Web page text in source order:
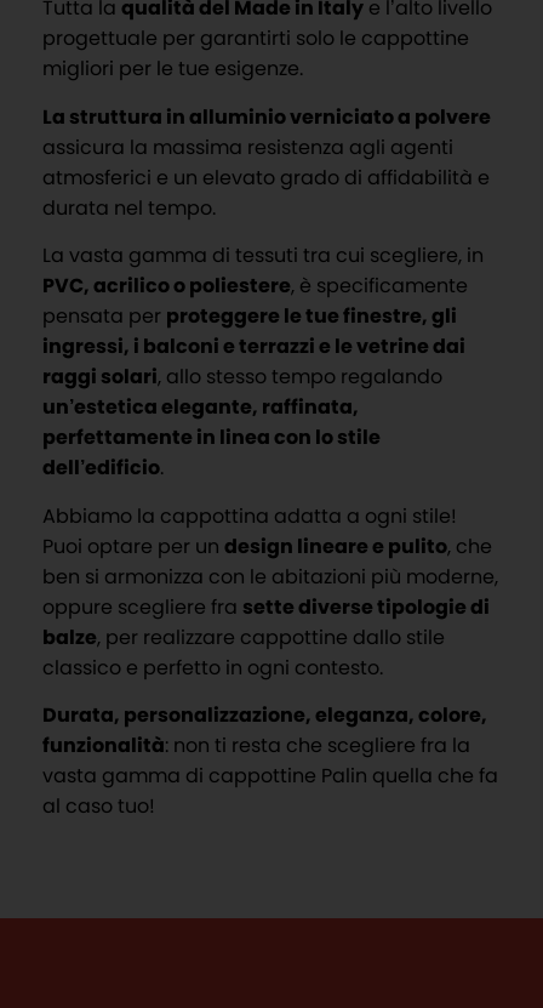
Tutta la qualità del Made in Italy e l’alto livello
progettuale per garantirti solo le cappottine
migliori per le tue esigenze.
La struttura in alluminio verniciato a polvere
assicura la massima resistenza agli agenti
atmosferici e un elevato grado di affidabilità e
durata nel tempo.
La vasta gamma di tessuti tra cui scegliere, in
PVC, acrilico o poliestere, è specificamente
pensata per proteggere le tue finestre, gli
ingressi, i balconi e terrazzi e le vetrine dai
raggi solari, allo stesso tempo regalando
un’estetica elegante, raffinata,
perfettamente in linea con lo stile
dell’edificio.
Abbiamo la cappottina adatta a ogni stile!
Puoi optare per un design lineare e pulito, che
ben si armonizza con le abitazioni più moderne,
oppure scegliere fra sette diverse tipologie di
balze, per realizzare cappottine dallo stile
classico e perfetto in ogni contesto.
Durata, personalizzazione, eleganza, colore,
funzionalità: non ti resta che scegliere fra la
vasta gamma di cappottine Palin quella che fa
al caso tuo!